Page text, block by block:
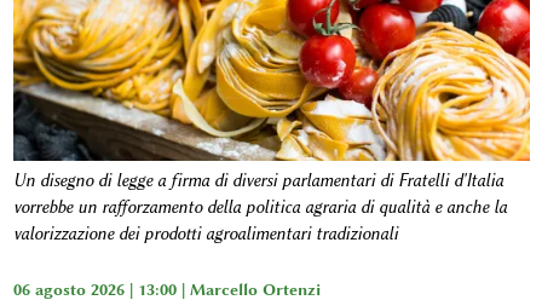
Un disegno di legge a firma di diversi parlamentari di Fratelli d'Italia
vorrebbe un rafforzamento della politica agraria di qualità e anche la
valorizzazione dei prodotti agroalimentari tradizionali
06 agosto 2026 | 13:00 | Marcello Ortenzi